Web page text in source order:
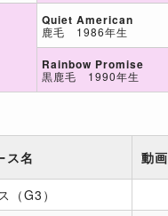
Quiet American
鹿毛 1986年生
Rainbow Promise
黒鹿毛 1990年生
ス名 動画
（G3）